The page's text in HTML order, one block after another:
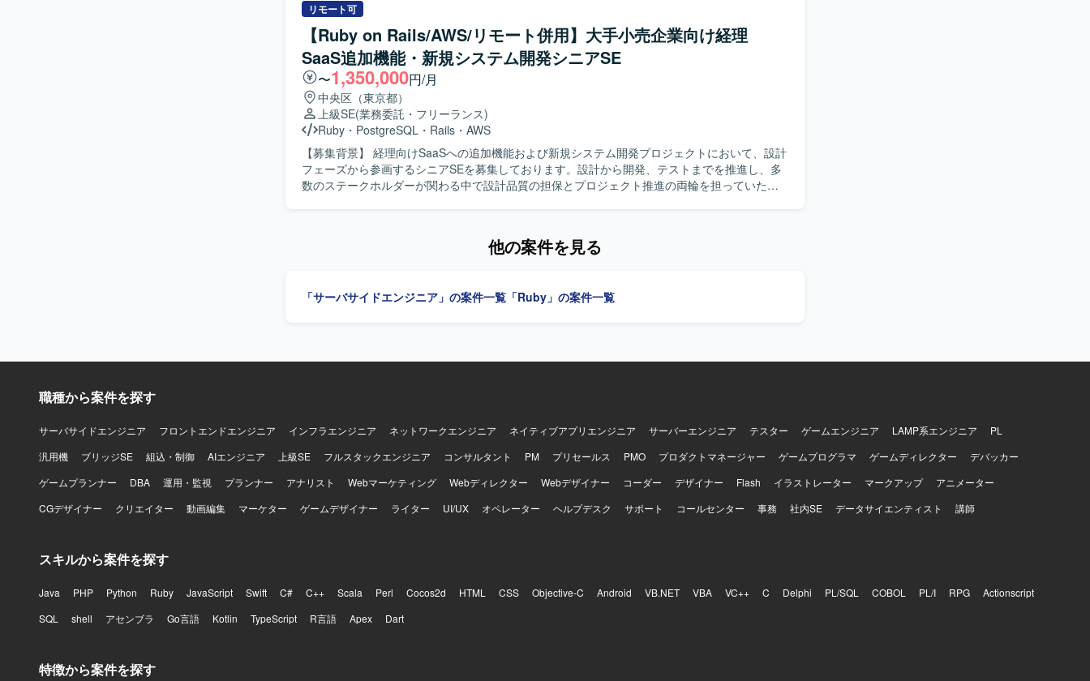
ーザー価値の向上に直接貢献できるポジションです。フルサイクルで開発工程を担当できるた
め、要件定義から実装・テストまで一貫した経験を積むことができ、アーキテクチャ選定やパ
フォーマンス改善など技術的な意思決定にも主体的に関わることができます。若手メンバーの
多いチームを率いる経験を通じて、技術的リードやチームビルディングのスキルも磨いていた
だけます。 【開発環境】 バックエンドはRuby、Ruby on Railsを中心とし、フロントエンドに
はTypeScript、React.js、Jest、CodeceptJS、Playwright、Storybookなどを活用しておりま
す。インフラはAWS（ALB、Fargate、Aurora、S3、Lambda、CloudFront、ElastiCache、
WAFなど）上に構築されており、Dockerを使用したコンテナ環境で運用しております。データ
ベースはMySQL、Redis、Elasticsearchを利用し、Nginxを用いた構成となっております。開発
フローではGithub、GitHub ActionsやJenkins、Slackを活用し、Datadog、Fluentd、
BigQuery、Redashなどによるモニタリングやデータ分析の仕組みが整っております。
ていただきます。GCP（Vertex AI等）やAIコーディングツールを組み合わせた先進的なAI機能
の実装に携わり、3～5人程度のチームでアジャイルな機能開発およびコード管理・プロジェク
ト推進を行っていただきます。要件定義から基本設計、詳細設計、実装、テスト、運用・保
守、プロダクト改良まで一貫して関わっていただきます。 【求める人物像】 システム全体の設
計や仕組みづくり、アーキテクチャの選定に主体的に挑戦したい方を求めています。新しいプ
ロダクトを0→1で育てる過程に興味があり、スタートアップでの開発に深く関わりたい方にマ
ッチします。サステナビリティ分野（環境問題、食・農の課題解決）への興味・関心をお持ち
の方を歓迎いたします。 【ポジションの魅力】 環境負荷可視化という社会的意義の高い領域
で、自社SaaSプロダクトのAIツール開発にフルスタックで関わることができます。スタートア
ップならではのスピード感の中で、クライアントの声を直接プロダクトに反映させる経験を積
むことができ、GCP（Vertex AI等）や最新のAIコーディングツールを活用した先進的な開発に
携わることができます。 【開発環境】 フロントエンドはVue.js 3系およびNuxt.js 3系、バック
GCP（Vertex AIなど）を組み合わせ、CIにはCircleCIを利用しています。開発ツールとして
GitHub, Github Projects, Notion, Teams, Slack, Google Meet、AIコーディングツールとして
リモート可
【Ruby on Rails/AWS/リモート併用】大手小売企業向け経理
SaaS追加機能・新規システム開発シニアSE
〜1,350,000円/月
中央区（東京都）
上級SE(業務委託・フリーランス)
Ruby ・ PostgreSQL ・ Rails ・ AWS
【募集背景】 経理向けSaaSへの追加機能および新規システム開発プロジェクトにおいて、設計
フェーズから参画するシニアSEを募集しております。設計から開発、テストまでを推進し、多
数のステークホルダーが関わる中で設計品質の担保とプロジェクト推進の両輪を担っていただ
応じた技術検証・PoCを実施していただきます。プロダクトチームや関係各社との仕様・スケ
っていただきます。 【求める人物像】 曖昧な課題を自ら整理し、たたき台を作って前に進めら
くキャッチアップし、設計に落とし込める方、品質課題やボトルネックを自発的に発見し、解
ト推進を主導する経験を積むことができます。Ruby on RailsやAWS、生成AIを活用した開発・
【開発環境】 バックエンドはGo、Ruby on Rails、Unicorn、Nginx、PostgreSQL、Redis、
Docker、Elasticsearchなどを利用しております。フロントエンドはTypeScript、React、
Redux、styled-components、Storybook、Webpackなどを利用しております。インフラは
AWS（EC2、RDS、ElastiCache、S3、ElasticsearchService、Lambda、ElasticBeanstalkな
他の案件を見る
「サーバサイドエンジニア」の案件一覧 「Ruby」の案件一覧
職種から案件を探す
サーバサイドエンジニア フロントエンドエンジニア インフラエンジニア ネットワークエンジニア ネイティブアプリエンジニア サーバーエンジニア テスター ゲームエンジニア LAMP系エンジニア
PL
汎用機
ブリッジSE 組込・制御 AIエンジニア 上級SE フルスタックエンジニア コンサルタント PM プリセールス PMO プロダクトマネージャー ゲームプログラマ ゲームディレクター
デバッカー
ゲームプランナー
DBA 運用・監視 プランナー アナリスト Webマーケティング Webディレクター Webデザイナー コーダー デザイナー Flash イラストレーター マークアップ
アニメーター
CGデザイナー
クリエイター 動画編集 マーケター ゲームデザイナー ライター UI/UX オペレーター ヘルプデスク サポート コールセンター 事務 社内SE データサイエンティスト 講師
スキルから案件を探す
Java PHP Python Ruby JavaScript Swift C# C++ Scala Perl Cocos2d HTML CSS Objective-C Android VB.NET VBA VC++ C Delphi PL/SQL COBOL PL/I RPG
Actionscript
SQL
shell アセンブラ Go言語 Kotlin TypeScript R言語 Apex Dart
特徴から案件を探す